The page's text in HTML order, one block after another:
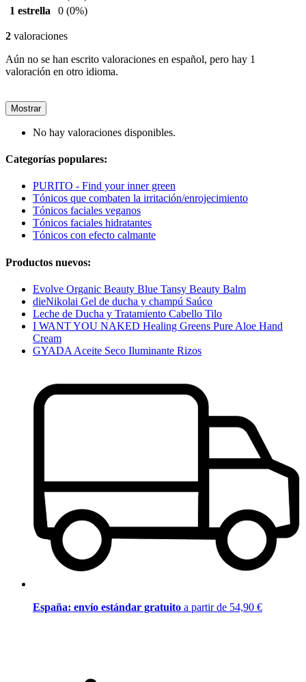
1 estrella
0 (0%)
2 valoraciones
Aún no se han escrito valoraciones en español, pero hay 1
valoración en otro idioma.
Mostrar
No hay valoraciones disponibles.
Categorías populares:
PURITO - Find your inner green
Tónicos que combaten la irritación/enrojecimiento
Tónicos faciales veganos
Tónicos faciales hidratantes
Tónicos con efecto calmante
Productos nuevos:
Evolve Organic Beauty Blue Tansy Beauty Balm
dieNikolai Gel de ducha y champú Saúco
Leche de Ducha y Tratamiento Cabello Tilo
I WANT YOU NAKED Healing Greens Pure Aloe Hand
Cream
GYADA Aceite Seco Iluminante Rizos
España: envío estándar gratuito a partir de 54,90 €